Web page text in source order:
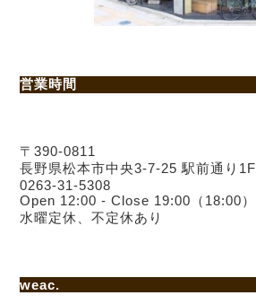
営業時間
〒390-0811
長野県松本市中央3-7-25 駅前通り1F
0263-31-5308
Open 12:00 - Close 19:00（18:00）
水曜定休、不定休あり
weac.